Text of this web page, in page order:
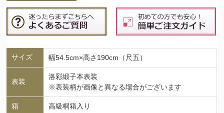
サイズ 幅54.5cm×高さ190cm（尺五）
表装
洛彩緞子本表装
※表装柄が画像と異なる場合がございます
箱 高級桐箱入り